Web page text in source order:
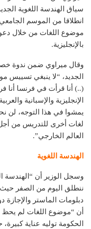
سياق الهندسة اللغوية
انطلاقا من الموسم
موضوع اللغات من خلال
بالإنجليزية.
وقال ميراوي ضمن ندوة
الجديد، “لا ينبغي تسييس
(..) أنا قرأت في فرنسا أنا
الإنجليزية والإسبانية
يمشوا في هذا التوجه،
لغات أخرى للتدريس من أجل
العالم الخارجي”.
الهندسة اللغوية
وسجل الوزير أن “الهندسة
ننطلق اليوم من الصفر
دبلومات الماستر والإجازة
أن “موضوع اللغات لم يحظ
الحكومة توليه عناية